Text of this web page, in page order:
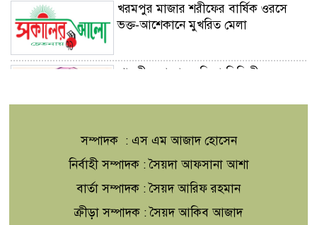
খরমপুর মাজার শরীফের বার্ষিক ওরসে
ভক্ত-আশেকানে মুখরিত মেলা
পারভীন আক্তার লতিফা সিদ্দিকী কলেজের
বিশ্বনাথে দারুন নাজাত মহিলা মাদ্রাসায়
সম্পাদক : এস এম আজাদ হোসেন
নির্বাহী সম্পাদক : সৈয়দা আফসানা আশা
বার্তা সম্পাদক : সৈয়দ আরিফ রহমান
ক্রীড়া সম্পাদক : সৈয়দ আকিব আজাদ